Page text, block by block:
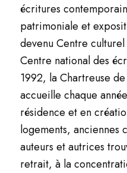
écritures
patrimoniale et
devenu Centre
Centre national des
1992, la Chartreuse
accueille chaque
résidence et en
logements, anciennes
auteurs et autrices
retrait, à la